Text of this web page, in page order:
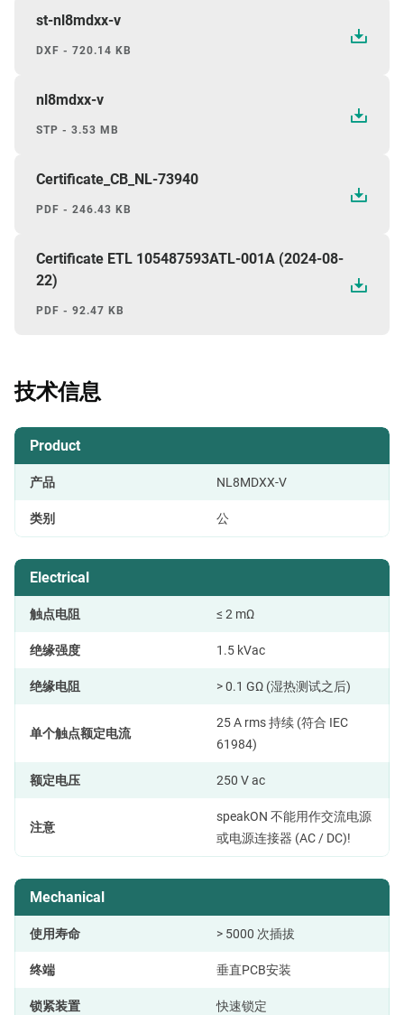
st-nl8mdxx-v
DXF - 720.14 KB
nl8mdxx-v
STP - 3.53 MB
Certificate_CB_NL-73940
PDF - 246.43 KB
Certificate ETL 105487593ATL-001A (2024-08-
22)
PDF - 92.47 KB
技术信息
Product
产品 NL8MDXX-V
类别 公
Electrical
触点电阻 ≤ 2 mΩ
绝缘强度 1.5 kVac
绝缘电阻 > 0.1 GΩ (湿热测试之后)
单个触点额定电流
25 A rms 持续 (符合 IEC
61984)
额定电压 250 V ac
注意
speakON 不能用作交流电源
或电源连接器 (AC / DC)!
Mechanical
使用寿命 > 5000 次插拔
终端 垂直PCB安装
锁紧装置 快速锁定